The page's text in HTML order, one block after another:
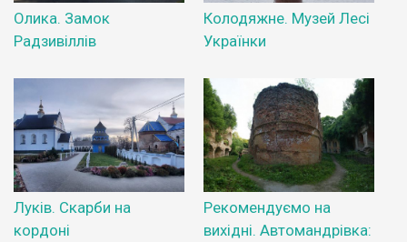
Олика. Замок
Радзивіллів
Колодяжне. Музей Лесі
Українки
Луків. Скарби на
кордоні
Рекомендуємо на
вихідні. Автомандрівка: